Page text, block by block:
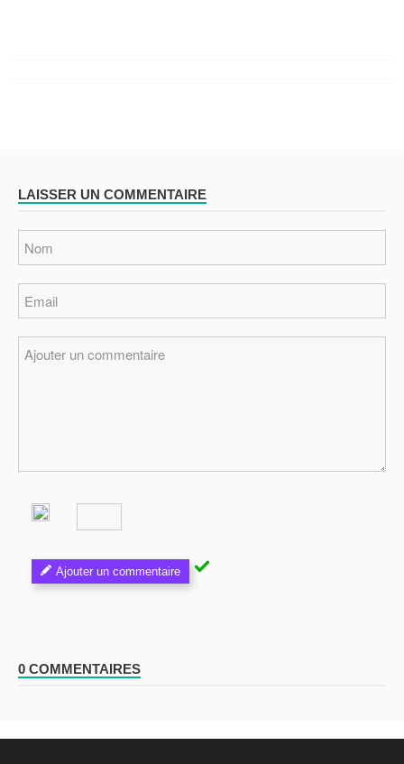
LAISSER UN COMMENTAIRE
Ajouter un commentaire
0 COMMENTAIRES